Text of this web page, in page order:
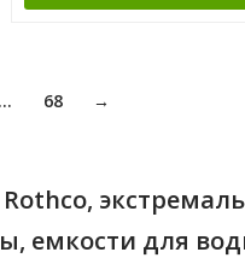
... 68 →
емкости для